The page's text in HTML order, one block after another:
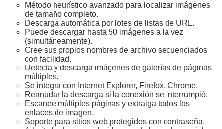
Método heurístico avanzado para localizar imágenes
de tamaño completo.
Descarga automática por lotes de listas de URL.
Puede descargar hasta 50 imágenes a la vez
(simultáneamente).
Cree sus propios nombres de archivo secuenciados
con facilidad.
Detecta y descarga imágenes de galerías de páginas
múltiples.
Se integra con Internet Explorer, Firefox, Chrome.
Reanudar la descarga si la conexión se interrumpió.
Escanee múltiples páginas y extraiga todos los
enlaces de imagen.
Soporte para sitios web protegidos con contraseña.